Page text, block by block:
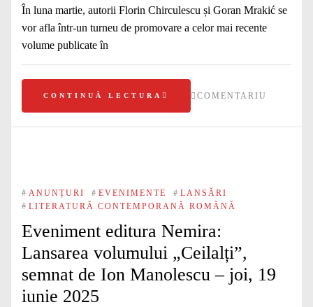
În luna martie, autorii Florin Chirculescu și Goran Mrakić se
vor afla într-un turneu de promovare a celor mai recente
volume publicate în
CONTINUĂ LECTURA COMENTARIU
# ANUNȚURI # EVENIMENTE # LANSĂRI
# LITERATURĂ CONTEMPORANĂ ROMÂNĂ
Eveniment editura Nemira:
Lansarea volumului „Ceilalți”,
semnat de Ion Manolescu – joi, 19
iunie 2025